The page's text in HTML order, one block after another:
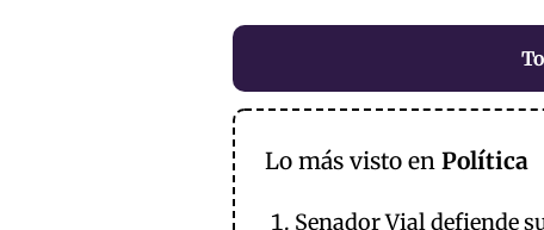
Lo más visto en Política
Senador Vial defiende